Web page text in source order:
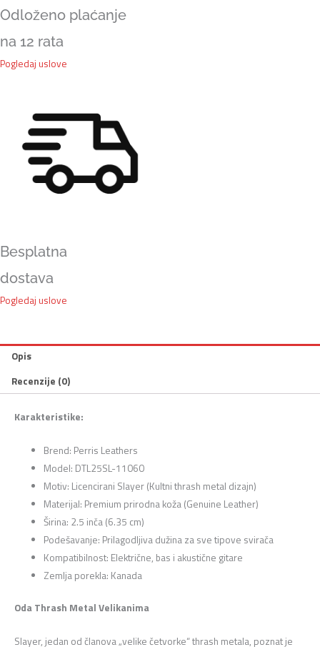
Odloženo plaćanje
na 12 rata
Pogledaj uslove
Besplatna
dostava
Pogledaj uslove
Opis
Recenzije (0)
Karakteristike:
Brend: Perris Leathers
Model: DTL25SL-11060
Motiv: Licencirani Slayer (Kultni thrash metal dizajn)
Materijal: Premium prirodna koža (Genuine Leather)
Širina: 2.5 inča (6.35 cm)
Podešavanje: Prilagodljiva dužina za sve tipove svirača
Kompatibilnost: Električne, bas i akustične gitare
Zemlja porekla: Kanada
Oda Thrash Metal Velikanima
Slayer, jedan od članova „velike četvorke“ thrash metala, poznat je